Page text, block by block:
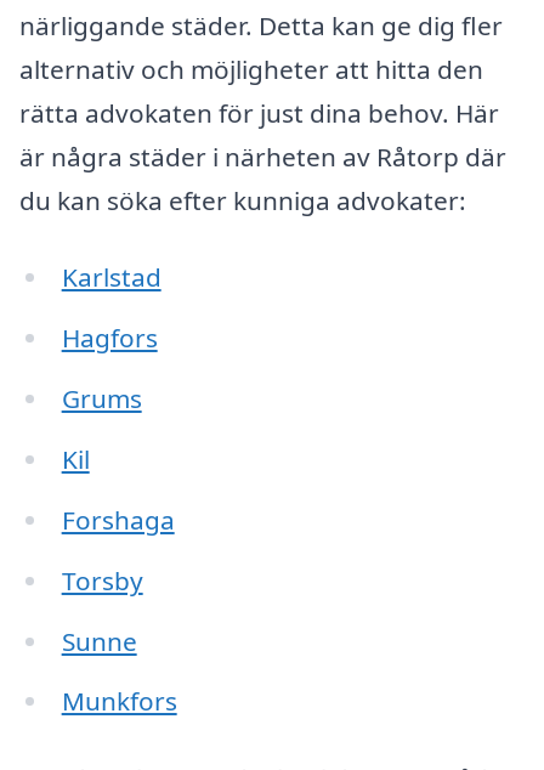
närliggande städer. Detta kan ge dig fler
alternativ och möjligheter att hitta den
rätta advokaten för just dina behov. Här
är några städer i närheten av Råtorp där
du kan söka efter kunniga advokater:
Karlstad
Hagfors
Grums
Kil
Forshaga
Torsby
Sunne
Munkfors